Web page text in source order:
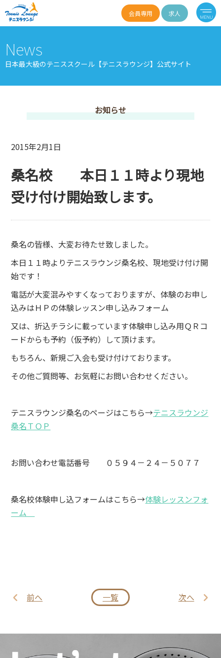
会員専用 求人
News
日本最大級のテニススクール【テニスラウンジ】公式サイト
お知らせ
2015年2月1日
桑名校 本日１１時より現地
受け付け開始致します。
桑名の皆様、大変お待たせ致しました。
本日１１時よりテニスラウンジ桑名校、現地受け付け開
始です！
電話が大変混みやすくなっておりますが、体験のお申し
込みはＨＰの体験レッスン申し込みフォーム
又は、折込チラシに載っています体験申し込み用ＱＲコ
ードからも予約（仮予約）して頂けます。
もちろん、新規ご入会も受け付けております。
その他ご質問等、お気軽にお問い合わせください。
テニスラウンジ桑名のページはこちら→テニスラウンジ
桑名ＴＯＰ
お問い合わせ電話番号 ０５９４－２４－５０７７
桑名校体験申し込フォームはこちら→体験レッスンフォ
ーム
前へ 一覧 次へ